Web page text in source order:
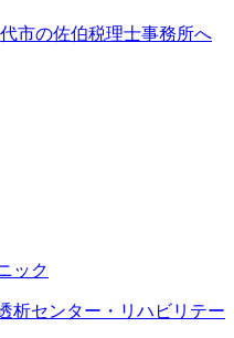
市の佐伯税理士事務所へ
ック
析センター・リハビリテー